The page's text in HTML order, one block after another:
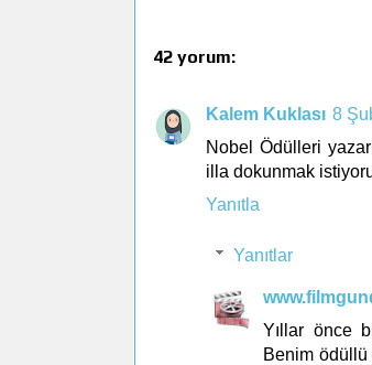
42 yorum:
Kalem Kuklası 8
Nobel Ödülleri
illa dokunmak
Yanıtla
Yanıtlar
Yıllar önce
Benim ödüllü